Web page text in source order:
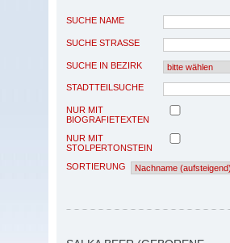
SUCHE NAME
SUCHE STRASSE
SUCHE IN BEZIRK
STADTTEILSUCHE
NUR MIT
BIOGRAFIETEXTEN
NUR MIT
STOLPERTONSTEIN
SORTIERUNG